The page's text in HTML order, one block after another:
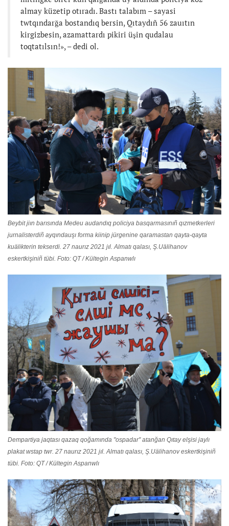
almay küzetip otıradı. Bastı talabım – sayasi
twtqındarğa bostandıq bersin, Qıtaydıñ 56 zauıtın
kirgizbesin, azamattardı pikiri üşin qudalau
toqtatılsın!», – dedi ol.
Beybit jiın barısında Medeu audandıq policiya basqarmasınıñ qızmetkerleri
jurnalisterdiñ ayqındauşı forma kiinip jürgenine qaramastan qayta-qayta
kuälikterin tekserdi. 27 naurız 2021 jıl. Almatı qalası, Ş.Uälihanov
eskertkişiniñ tübi. Foto: QT / Kültegin Aspanwlı
Dempartiya jaqtası qazaq qoğamında "ospadar" atanğan Qıtay elşisi jaylı
plakat wstap twr. 27 naurız 2021 jıl. Almatı qalası, Ş.Uälihanov eskertkişiniñ
tübi. Foto: QT / Kültegin Aspanwlı